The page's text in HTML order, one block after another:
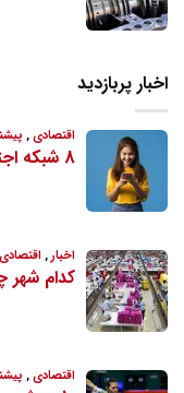
اخبار پربازدید